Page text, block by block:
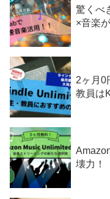
驚くべ
×音楽
2ヶ月0
教員は
壊力！